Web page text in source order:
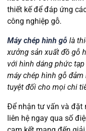
thiết kế để đáp ứng
công nghiệp gỗ.
Máy chép hình gỗ là
xưởng sản xuất đồ gỗ
với hình dáng phức
máy chép hình gỗ
tuyệt đối cho mọi chi
Để nhận tư vấn và đặt
liên hệ ngay qua số